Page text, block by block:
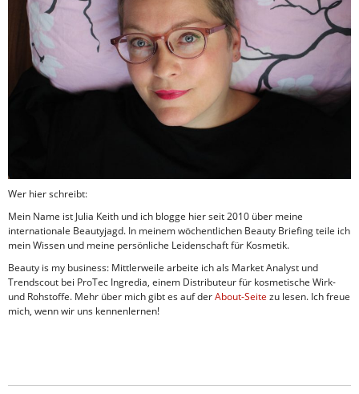
Wer hier schreibt:
Mein Name ist Julia Keith und ich blogge hier seit 2010 über meine
internationale Beautyjagd. In meinem wöchentlichen Beauty Briefing teile ich
mein Wissen und meine persönliche Leidenschaft für Kosmetik.
Beauty is my business: Mittlerweile arbeite ich als Market Analyst und
Trendscout bei ProTec Ingredia, einem Distributeur für kosmetische Wirk-
und Rohstoffe. Mehr über mich gibt es auf derAbout-Seite zu lesen. Ich freue
mich, wenn wir uns kennenlernen!